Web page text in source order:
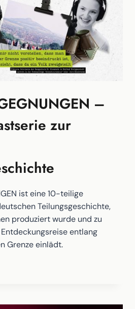
–
zur
ist eine 10-teilige
Teilungsgeschichte,
produziert wurde und zu
entlang
Grenze einlädt.